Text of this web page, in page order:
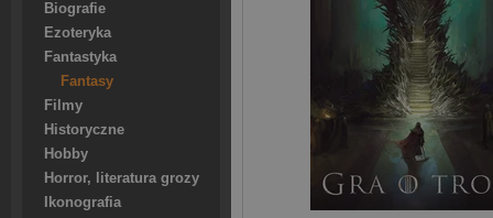
Biografie
Ezoteryka
Fantastyka
Fantasy
Filmy
Historyczne
Hobby
Horror, literatura grozy
Ikonografia